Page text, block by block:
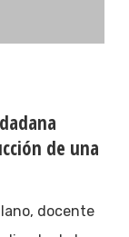
de una
docente